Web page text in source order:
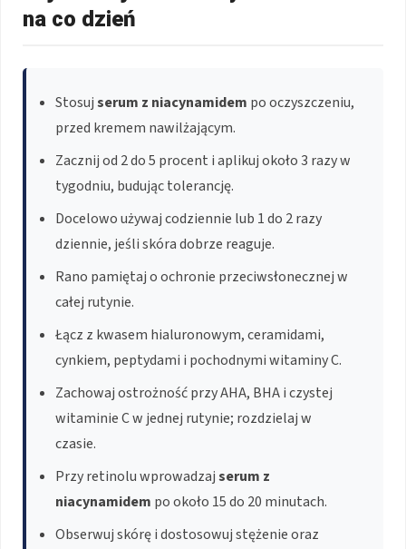
na co dzień
Stosujserum z niacynamidem po oczyszczeniu,
przed kremem nawilżającym.
Zacznij od 2 do 5 procent i aplikuj około 3 razy w
tygodniu, budując tolerancję.
Docelowo używaj codziennie lub 1 do 2 razy
dziennie, jeśli skóra dobrze reaguje.
Rano pamiętaj o ochronie przeciwsłonecznej w
całej rutynie.
Łącz z kwasem hialuronowym, ceramidami,
cynkiem, peptydami i pochodnymi witaminy C.
Zachowaj ostrożność przy AHA, BHA i czystej
witaminie C w jednej rutynie; rozdzielaj w
czasie.
Przy retinolu wprowadzajserum z
niacynamidem po około 15 do 20 minutach.
Obserwuj skórę i dostosowuj stężenie oraz